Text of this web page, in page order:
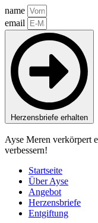
name
email
Herzensbriefe erhalten
Ayse Meren verkörpert
verbessern!
Startseite
Über Ayse
Angebot
Herzensbriefe
Entgiftung